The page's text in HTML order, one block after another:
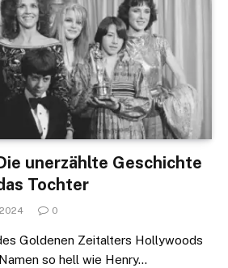
unerzählte Geschichte
Tochter
0
Goldenen Zeitalters Hollywoods
so hell wie Henry…